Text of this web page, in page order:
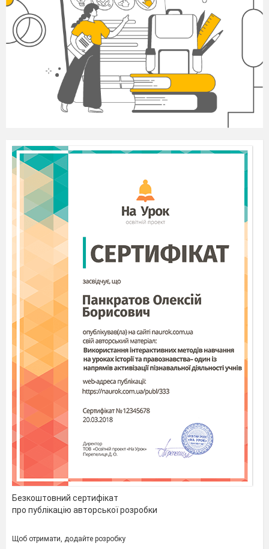
методист ам , учителям.
ЗМІСТ
РОЗДІЛ І. ТЕОРЕТИЧНІ ОСНОВИ ВИКОРИСТАННЯ
МЕЖАХ ВНУТРІШНЬОШКІЛЬНОЇ
…………………………....
методичної роботи ………
.3. Алгоритм роботи творчої групи вчителів над
РОЗДІЛ ІІ. ВИКОРИСТАННЯ ПРОЕКТНОЇ
ВНУТРІШНЬОШКІЛЬНОЇ МЕТОДИЧНОЇ РОБОТИ
ІІ.1. Обґрунтування моделі науково-методичної
комплекс «Загальноосвітній навчальний заклад-
Кам’янської міської ради
Методичний проект «Кваліметрія. Оцінювання
вчителя»
…….
ІІ.3. Стан та результативність використання проектно-
науково-методичної роботи з педагогічними
комплекс «Загальноосвітній навчальний заклад-
Кам’янської
ІІ.3.1. Моніторинг професійної
………
ІІ.3.2. Моніторинг результативності роботи з
………………….........
ДОДАТКИ– соціально-педагогічні проекти:
Додаток А
комунікаційних технологій в освітній простір навчального
Додаток Б «Використання інноваційних
Додаток В«Проектний підхід до планування та
Безкоштовний сертифікат
про публікацію авторської розробки
Щоб отримати, додайте розробку